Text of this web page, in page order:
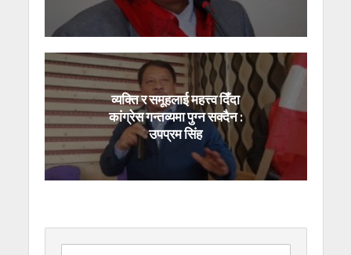
व्यक्ति र समूहलाई महत्त्व दिँदा
कांग्रेस गन्तव्यमा पुग्न सक्दैन :
उपप्रम सिंह